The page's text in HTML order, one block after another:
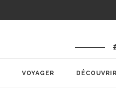
VOYAGER DÉCOUVRIR